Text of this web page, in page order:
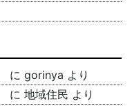
に gorinya より
に 地域住民 より